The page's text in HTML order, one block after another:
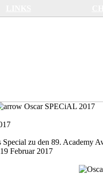
Oscar SPECiAL 2017
Special zu den 89. Academy
Februar 2017